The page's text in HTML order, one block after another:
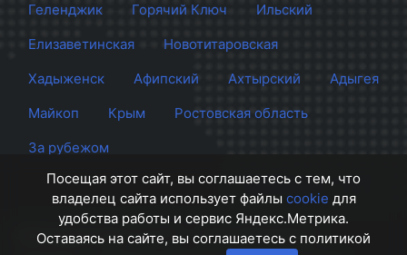
Геленджик
Горячий Ключ
Ильский
Елизаветинская
Новотитаровская
Хадыженск
Афипский Ахтырский
Адыгея
Майкоп
Крым
Ростовская область
За рубежом
Сайт Краснодара © 2012 - 2026 СМИ Кубани
Посещая этот сайт, вы соглашаетесь с тем, что
владелец сайта использует файлы cookie для
удобства работы и сервис Яндекс.Метрика.
Оставаясь на сайте, вы соглашаетесь с политикой